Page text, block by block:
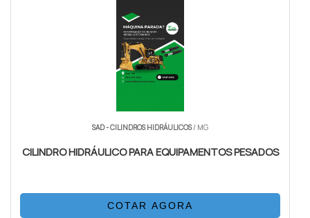
SAD - CILINDROS HIDRÁULICOS/ MG
CILINDRO HIDRÁULICO PARA EQUIPAMENTOS PESADOS
COTAR AGORA